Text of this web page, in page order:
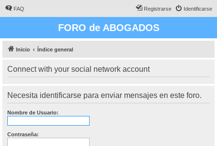
FAQ Identificarse
Registrarse
FORO de ABOGADOS
Inicio Índice general
Connect with your social network account
Necesita identificarse para enviar mensajes en este foro.
Nombre de Usuario:
Contraseña: